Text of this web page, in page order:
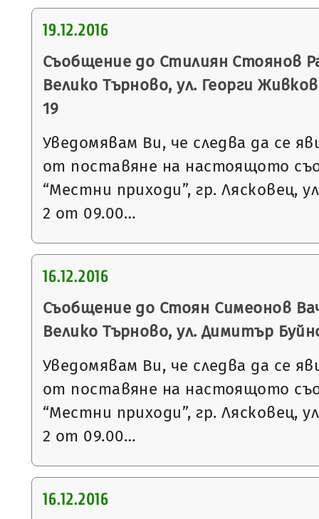
19.12.2016
Съобщение до Стилиян Стоянов
Велико Търново, ул. Георги
19
Уведомявам Ви, че следва да се
от поставяне на настоящото
“Местни приходи”, гр. Лясковец,
2 от 09.00…
16.12.2016
Съобщение до Стоян Симеонов
Велико Търново, ул. Димитър
Уведомявам Ви, че следва да се
от поставяне на настоящото
“Местни приходи”, гр. Лясковец,
2 от 09.00…
16.12.2016